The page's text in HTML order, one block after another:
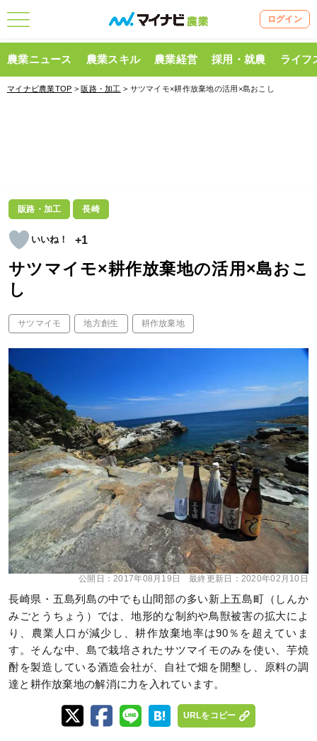
ログイン
農業ニュース 農業スキル 農業経営 採用・就農 ライフ
マイナビ農業TOP >販路・加工 > サツマイモ×耕作放棄地の活用×島おこし
販路・加工 長崎
+1
サツマイモ×耕作放棄地の活用×島おこ
し
サツマイモ 地方創生 耕作放棄地
公開日：2017年08月19日 最終更新日： 2020年02月10日
長崎県・五島列島の中でも山間部の多い新上五島町（しんか
みごとうちょう）では、地形的な制約や鳥獣被害の拡大によ
り、農業人口が減少し、耕作放棄地率は90％を超えていま
す。そんな中、島で栽培されたサツマイモのみを使い、芋焼
酎を製造している酒造会社が、自社で畑を開墾し、原料の調
達と耕作放棄地の解消に力を入れています。
URLをコピー